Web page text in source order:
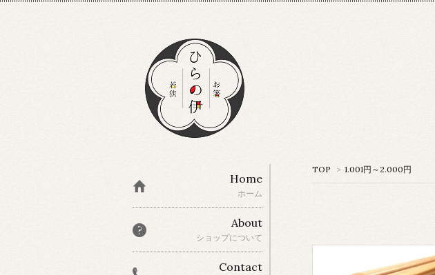
TOP > 1.001円～2.000円
Home
ホーム
About
ショップについて
Contact